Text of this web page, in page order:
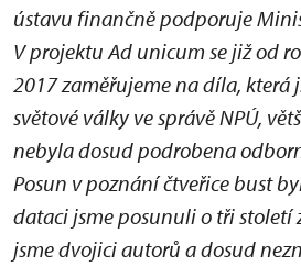
ústavu finančně podporuje
V projektu Ad unicum se již od
2017 zaměřujeme na díla, která
světové války ve správě NPÚ,
nebyla dosud podrobena
Posun v poznání čtveřice bust
dataci jsme posunuli o tři
jsme dvojici autorů a dosud